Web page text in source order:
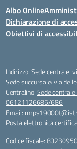
Albo Online
Dichiarazione di
Obiettivi di
Indirizzo:Sede centrale:
Sede succursale: via
Centralino:Sede
06121126685/686
Email:
Posta elettronica
Codice fiscale: